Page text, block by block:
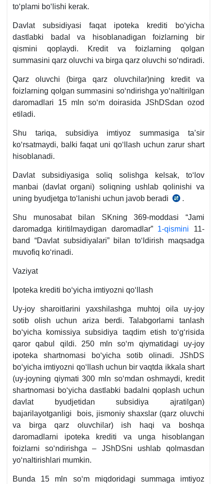
toʻplami boʻlishi kerak.
Davlat subsidiyasi faqat ipoteka krediti boʻyicha
dastlabki badal va hisoblanadigan foizlarning bir
qismini qoplaydi. Kredit va foizlarning qolgan
summasini qarz oluvchi va birga qarz oluvchi soʻndiradi.
Qarz oluvchi (birga qarz oluvchilar)ning kredit va
foizlarning qolgan summasini soʻndirishga yoʻnaltirilgan
daromadlari 15 mln soʻm doirasida JShDSdan ozod
etiladi.
Shu tariqa, subsidiya imtiyoz summasiga ta’sir
koʻrsatmaydi, balki faqat uni qoʻllash uchun zarur shart
hisoblanadi.
Davlat subsidiyasiga soliq solishga kelsak, toʻlov
manbai (davlat organi) soliqning ushlab qolinishi va
uning byudjetga toʻlanishi uchun javob beradi
SK
.
Shu munosabat bilan SKning 369-moddasi “Jami
daromadga kiritilmaydigan daromadlar” 1-qismini 11-
band “Davlat subsidiyalari” bilan toʻldirish maqsadga
muvofiq koʻrinadi.
Vaziyat
Ipoteka krediti boʻyicha imtiyozni qoʻllash
Uy-joy sharoitlarini yaхshilashga muhtoj oila uy-joy
sotib olish uchun ariza berdi. Talabgorlarni tanlash
boʻyicha komissiya subsidiya taqdim etish toʻgʻrisida
qaror qabul qildi. 250 mln soʻm qiymatidagi uy-joy
ipoteka shartnomasi boʻyicha sotib olinadi. JShDS
boʻyicha imtiyozni qoʻllash uchun bir vaqtda ikkala shart
(uy-joyning qiymati 300 mln soʻmdan oshmaydi, kredit
shartnomasi boʻyicha dastlabki badalni qoplash uchun
davlat byudjetidan subsidiya ajratilgan)
bajarilayotganligi bois, jismoniy shaхslar (qarz oluvchi
va birga qarz oluvchilar) ish haqi va boshqa
daromadlarni ipoteka krediti va unga hisoblangan
foizlarni soʻndirishga – JShDSni ushlab qolmasdan
yoʻnaltirishlari mumkin.
Bunda 15 mln soʻm miqdoridagi summaga imtiyoz